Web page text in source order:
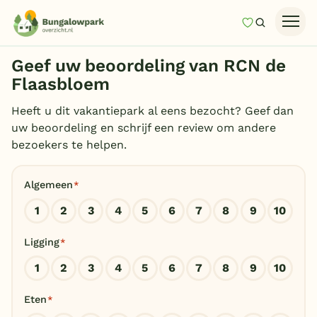
MijnZoeken
Last minutes
Top 12 aanbiedingen
Zomervakantie
Vakantiepark keuzehulp
Geef uw beoordeling van RCN de
Flaasbloem
Heeft u dit vakantiepark al eens bezocht? Geef dan
uw beoordeling en schrijf een review om andere
bezoekers te helpen.
Algemeen*
1 2 3 4 5 6 7 8 9 10
Ligging*
1 2 3 4 5 6 7 8 9 10
Eten*